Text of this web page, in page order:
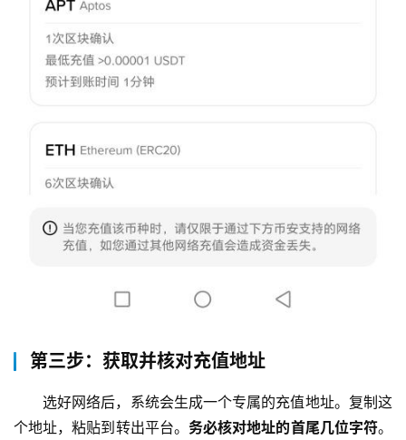
第三步：获取并核对充值地址
选好网络后，系统会生成一个专属的充值地址。复制这
个地址，粘贴到转出平台。 务必核对地址的首尾几位字符。